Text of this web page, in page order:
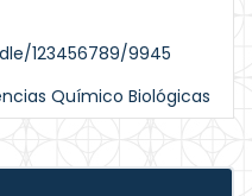
123456789/9945
Químico Biológicas